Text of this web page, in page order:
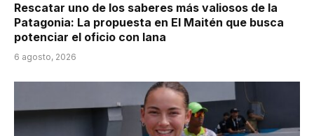
Rescatar uno de los saberes más valiosos de la
Patagonia: La propuesta en El Maitén que busca
potenciar el oficio con lana
6 agosto, 2026